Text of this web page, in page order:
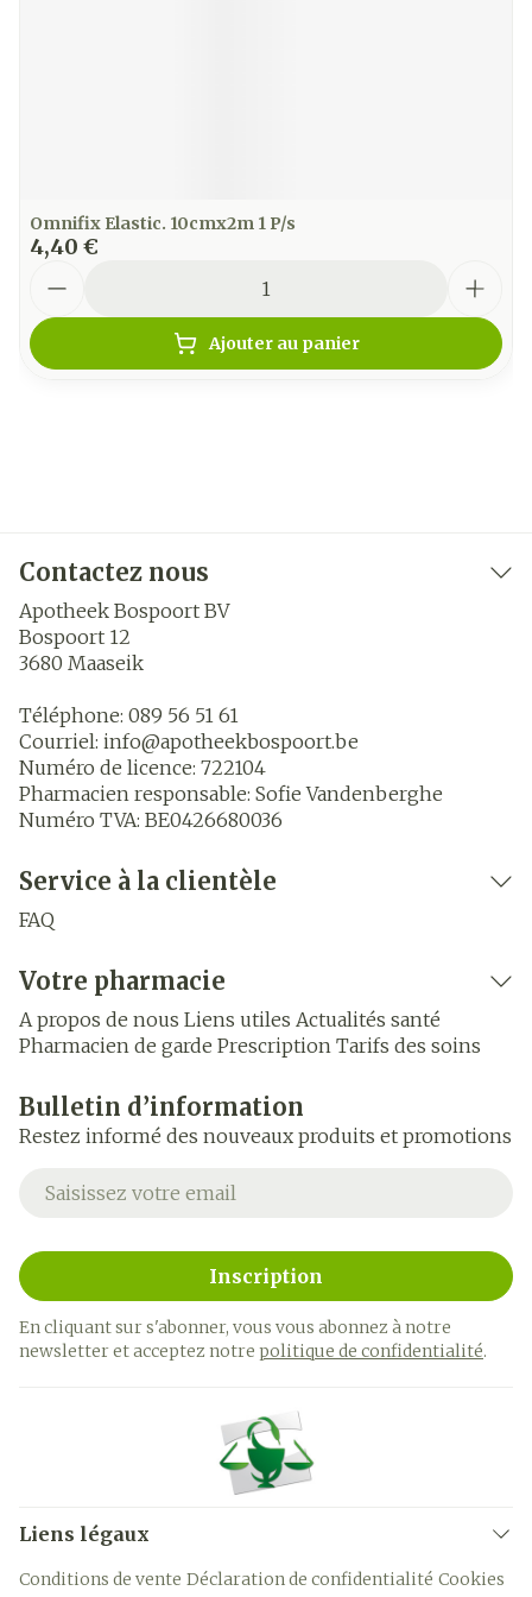
Omnifix Elastic. 10cmx2m 1 P/s
4,40 €
Ajouter au panier
Contactez nous
Apotheek Bospoort BV
Bospoort 12
3680 Maaseik
Téléphone: 089 56 51 61
Courriel: info@apotheekbospoort.be
Numéro de licence: 722104
Pharmacien responsable: Sofie Vandenberghe
Numéro TVA: BE0426680036
Service à la clientèle
FAQ
Votre pharmacie
A propos de nous Liens utiles Actualités santé
Pharmacien de garde Prescription Tarifs des soins
Bulletin d’information
Restez informé des nouveaux produits et promotions
Adresse mail
Inscription
En cliquant sur s'abonner, vous vous abonnez à notre
newsletter et acceptez notre politique de confidentialité.
Liens légaux
Conditions de vente Déclaration de confidentialité Cookies